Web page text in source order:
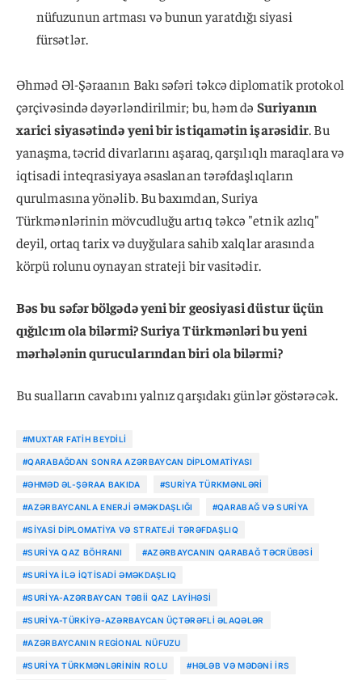
nüfuzunun artması və bunun yaratdığı siyasi
fürsətlər.
Əhməd Əl-Şəraanın Bakı səfəri təkcə diplomatik protokol
çərçivəsində dəyərləndirilmir; bu, həm də Suriyanın
xarici siyasətində yeni bir istiqamətin işarəsidir. Bu
yanaşma, təcrid divarlarını aşaraq, qarşılıqlı maraqlara və
iqtisadi inteqrasiyaya əsaslanan tərəfdaşlıqların
qurulmasına yönəlib. Bu baxımdan, Suriya
Türkmənlərinin mövcudluğu artıq təkcə "etnik azlıq"
deyil, ortaq tarix və duyğulara sahib xalqlar arasında
körpü rolunu oynayan strateji bir vasitədir.
Bəs bu səfər bölgədə yeni bir geosiyasi düstur üçün
qığılcım ola bilərmi? Suriya Türkmənləri bu yeni
mərhələnin qurucularından biri ola bilərmi?
Bu sualların cavabını yalnız qarşıdakı günlər göstərəcək.
#MUXTAR FATIH BEYDILI
#QARABAĞDAN SONRA AZƏRBAYCAN DIPLOMATIYASI
#ƏHMƏD ƏL-ŞƏRAA BAKIDA #SURIYA TÜRKMƏNLƏRI
#AZƏRBAYCANLA ENERJI ƏMƏKDAŞLIĞI #QARABAĞ VƏ SURIYA
#SIYASI DIPLOMATIYA VƏ STRATEJI TƏRƏFDAŞLIQ
#SURIYA QAZ BÖHRANI #AZƏRBAYCANIN QARABAĞ TƏCRÜBƏSI
#SURIYA ILƏ IQTISADI ƏMƏKDAŞLIQ
#SURIYA-AZƏRBAYCAN TƏBII QAZ LAYIHƏSI
#SURIYA-TÜRKIYƏ-AZƏRBAYCAN ÜÇTƏRƏFLI ƏLAQƏLƏR
#AZƏRBAYCANIN REGIONAL NÜFUZU
#SURIYA TÜRKMƏNLƏRININ ROLU #HƏLƏB VƏ MƏDƏNI IRS